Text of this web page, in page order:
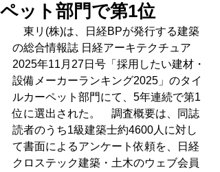
ペット部門で第1位
東リ(株)は、日経BPが発行する建築
の総合情報誌 日経アーキテクチュア
2025年11月27日号「採用したい建材・
設備メーカーランキング2025」のタイ
ルカーペット部門にて、5年連続で第1
位に選出された。　調査概要は、同誌
読者のうち1級建築士約4600人に対し
て書面によるアンケート依頼を、日経
クロステック建築・土木のウェブ会員